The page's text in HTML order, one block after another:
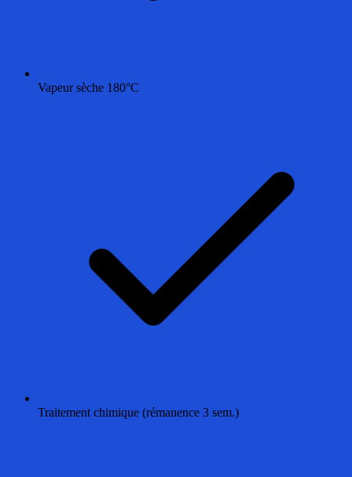
Vapeur sèche 180°C
Traitement chimique (rémanence 3 sem.)